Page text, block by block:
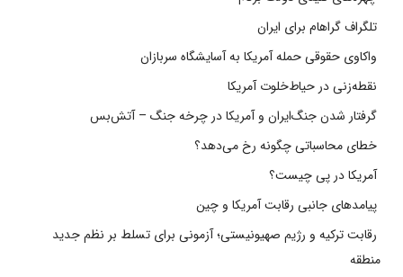
تلگراف گراهام برای ایران
واکاوی حقوقی حمله آمریکا به آسایشگاه سربازان
نقطه‌زنی در حیاط‌خلوت آمریکا
گرفتار شدن جنگ‌ایران و آمریکا در چرخه جنگ – آتش‌بس
خطای محاسباتی چگونه رخ می‌دهد؟
آمریکا در پی چیست؟
پیامدهای جانبی رقابت آمریکا و چین
رقابت ترکیه و رژیم صهیونیستی؛ آزمونی برای تسلط بر نظم جدید
منطقه